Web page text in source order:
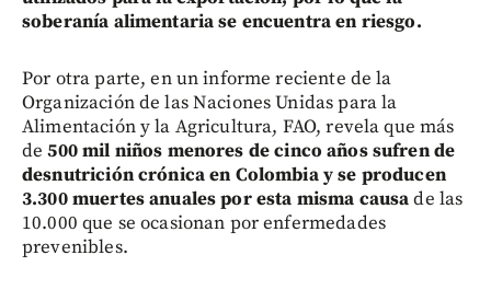
soberanía alimentaria se encuentra en riesgo.
Por otra parte, en un informe reciente de la
Organización de las Naciones Unidas para la
Alimentación y la Agricultura, FAO, revela que más
de500 mil niños menores de cinco años sufren de
desnutrición crónica en Colombia y se producen
3.300 muertes anuales por esta misma causade las
10.000 que se ocasionan por enfermedades
prevenibles.